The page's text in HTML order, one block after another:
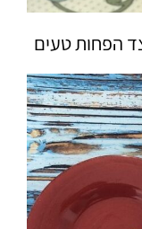
הפחות טעים